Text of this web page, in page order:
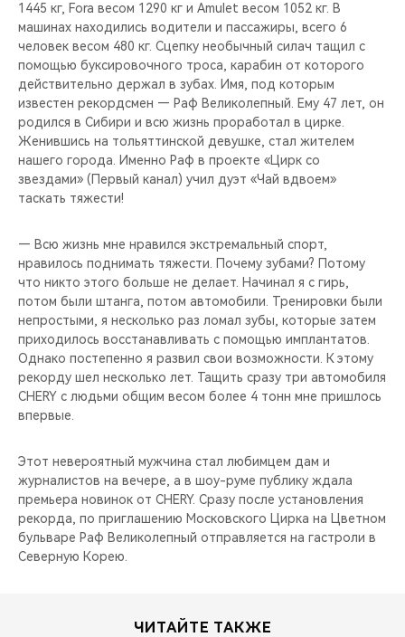
1445 кг, Fora весом 1290 кг и Amulet весом 1052 кг. В
машинах находились водители и пассажиры, всего 6
человек весом 480 кг. Сцепку необычный силач тащил с
помощью буксировочного троса, карабин от которого
действительно держал в зубах. Имя, под которым
известен рекордсмен — Раф Великолепный. Ему 47 лет, он
родился в Сибири и всю жизнь проработал в цирке.
Женившись на тольяттинской девушке, стал жителем
нашего города. Именно Раф в проекте «Цирк со
звездами» (Первый канал) учил дуэт «Чай вдвоем»
таскать тяжести!
— Всю жизнь мне нравился экстремальный спорт,
нравилось поднимать тяжести. Почему зубами? Потому
что никто этого больше не делает. Начинал я с гирь,
потом были штанга, потом автомобили. Тренировки были
непростыми, я несколько раз ломал зубы, которые затем
приходилось восстанавливать с помощью имплантатов.
Однако постепенно я развил свои возможности. К этому
рекорду шел несколько лет. Тащить сразу три автомобиля
CHERY с людьми общим весом более 4 тонн мне пришлось
впервые.
Этот невероятный мужчина стал любимцем дам и
журналистов на вечере, а в шоу-руме публику ждала
премьера новинок от CHERY. Сразу после установления
рекорда, по приглашению Московского Цирка на Цветном
бульваре Раф Великолепный отправляется на гастроли в
Северную Корею.
ЧИТАЙТЕ ТАКЖЕ